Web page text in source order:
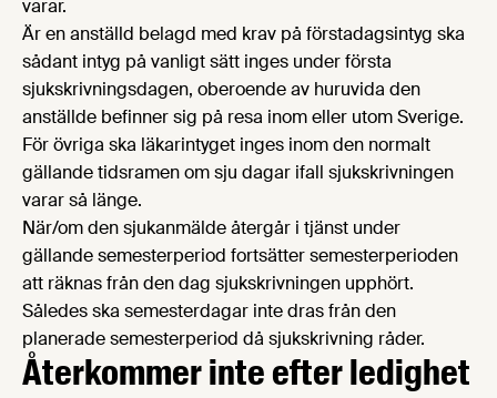
varar.
Är en anställd belagd med krav på förstadagsintyg ska
sådant intyg på vanligt sätt inges under första
sjukskrivningsdagen, oberoende av huruvida den
anställde befinner sig på resa inom eller utom Sverige.
För övriga ska läkarintyget inges inom den normalt
gällande tidsramen om sju dagar ifall sjukskrivningen
varar så länge.
När/om den sjukanmälde återgår i tjänst under
gällande semesterperiod fortsätter semesterperioden
att räknas från den dag sjukskrivningen upphört.
Således ska semesterdagar inte dras från den
planerade semesterperiod då sjukskrivning råder.
Återkommer inte efter ledighet